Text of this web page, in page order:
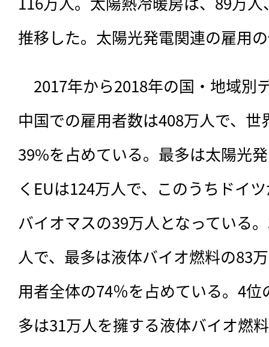
推移した。太陽光発電関連の雇用
2017年から2018年の国・地域別
中国での雇用者数は408万人で、
39%を占めている。最多は太陽光
くEUは124万人で、このうちドイ
バイオマスの39万人となっている
人で、最多は液体バイオ燃料の83
用者全体の74％を占めている。4
多は31万人を擁する液体バイオ燃